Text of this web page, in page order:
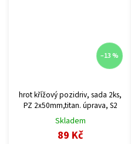
–13 %
hrot křížový pozidriv, sada 2ks,
PZ 2x50mm,titan. úprava, S2
Skladem
89 Kč